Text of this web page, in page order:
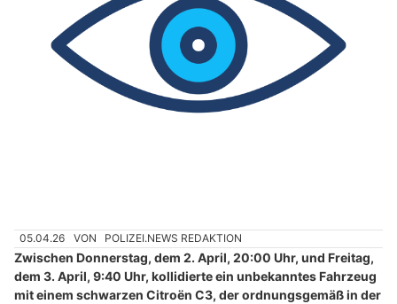
05.04.26 VON POLIZEI.NEWS REDAKTION
Zwischen Donnerstag, dem 2. April, 20:00 Uhr, und Freitag,
dem 3. April, 9:40 Uhr, kollidierte ein unbekanntes Fahrzeug
mit einem schwarzen Citroën C3, der ordnungsgemäß in der